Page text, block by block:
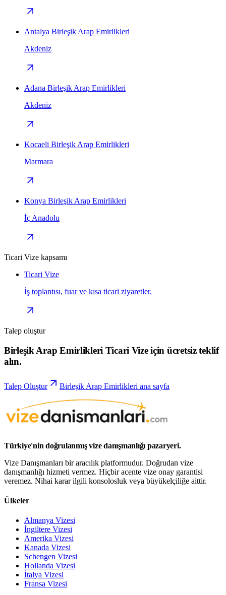
Antalya Birleşik Arap Emirlikleri
Akdeniz
Adana Birleşik Arap Emirlikleri
Akdeniz
Kocaeli Birleşik Arap Emirlikleri
Marmara
Konya Birleşik Arap Emirlikleri
İç Anadolu
Ticari Vize kapsamı
Ticari Vize
İş toplantısı, fuar ve kısa ticari ziyaretler.
Talep oluştur
Birleşik Arap Emirlikleri Ticari Vize için ücretsiz teklif
alın.
Talep Oluştur Birleşik Arap Emirlikleri ana sayfa
Türkiye'nin doğrulanmış vize danışmanlığı pazaryeri.
Vize Danışmanları bir aracılık platformudur. Doğrudan vize
danışmanlığı hizmeti vermez. Hiçbir acente vize onay garantisi
veremez. Nihai karar ilgili konsolosluk veya büyükelçiliğe aittir.
Ülkeler
Almanya Vizesi
İngiltere Vizesi
Amerika Vizesi
Kanada Vizesi
Schengen Vizesi
Hollanda Vizesi
İtalya Vizesi
Fransa Vizesi